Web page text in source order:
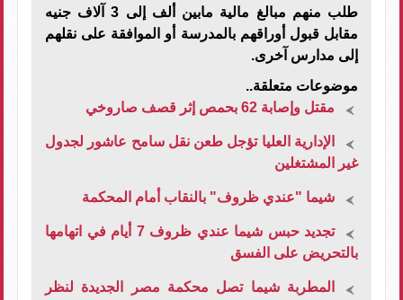
طلب منهم مبالغ مالية مابين ألف إلى 3 آلاف جنيه
مقابل قبول أوراقهم بالمدرسة أو الموافقة على نقلهم
إلى مدارس آخرى.
موضوعات متعلقة..
مقتل وإصابة 62 بحمص إثر قصف صاروخي
الإدارية العليا تؤجل طعن نقل سامح عاشور لجدول
غير المشتغلين
شيما "عندي ظروف" بالنقاب أمام المحكمة
تجديد حبس شيما عندي ظروف 7 أيام في اتهامها
بالتحريض على الفسق
المطربة شيما تصل محكمة مصر الجديدة لنظر